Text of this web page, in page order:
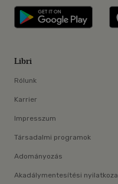
Libri
Libri
Rólunk
Karrier
Impresszum
Társadalmi programok
Adományozás
Akadálymentesítési